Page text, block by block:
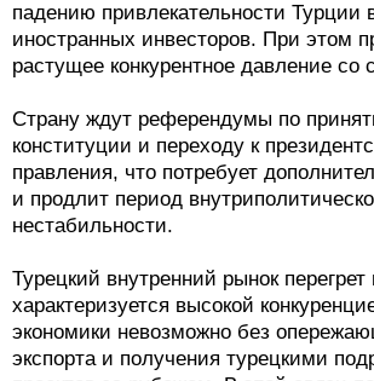
падению привлекательности Турции
иностранных инвесторов. При этом
растущее конкурентное давление со
Страну ждут референдумы по
конституции и переходу к
правления, что потребует
и продлит период
нестабильности.
Турецкий внутренний рынок перегрет
характеризуется высокой
экономики невозможно без
экспорта и получения турецкими